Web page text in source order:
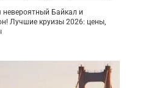
невероятный Байкал и
Лучшие круизы 2026: цены,